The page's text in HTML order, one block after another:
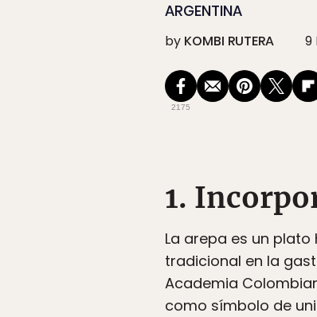
ARGENTINA
by KOMBI RUTERA 9
2175
1.
La arepa es un
tradicional en la
Academia
como símbolo de